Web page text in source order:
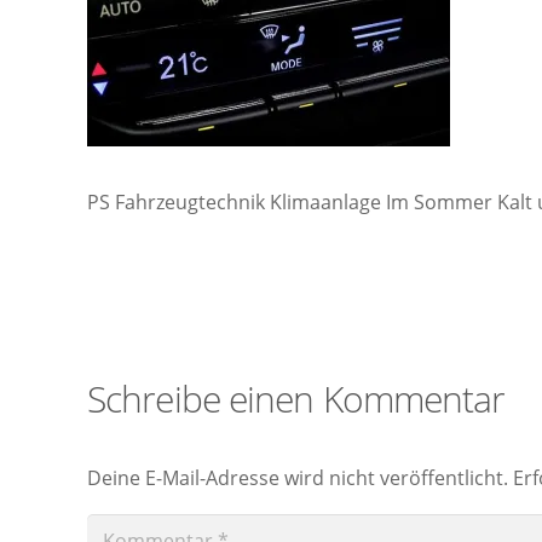
PS Fahrzeugtechnik Klimaanlage Im Sommer
Schreibe einen Kommentar
Deine E-Mail-Adresse wird nicht veröffentlicht.